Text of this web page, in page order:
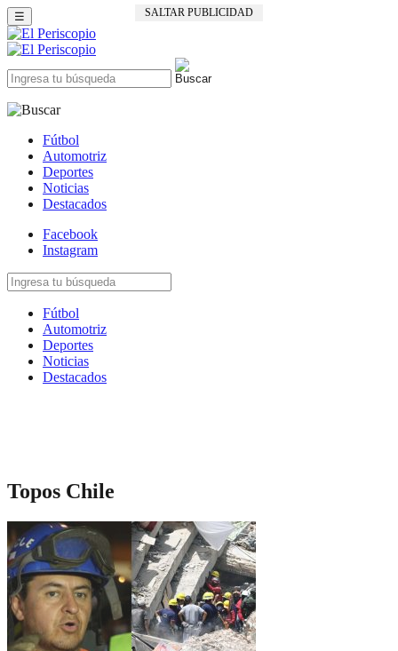
SALTAR PUBLICIDAD
☰
Fútbol
Automotriz
Deportes
Noticias
Destacados
Facebook
Instagram
Fútbol
Automotriz
Deportes
Noticias
Destacados
Topos Chile